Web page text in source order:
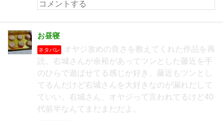
お昼寝
ネタバレ
オヤジ攻めの良さを教えてくれた作品を再
読。右城さんが余裕があってツンとした藤近を手
のひらで遊ばせてる感じが好き。藤近もツンとし
てるんだけど右城さんを大好きなのが漏れだして
ていい。右城さん、オヤジって言われてるけど40
代前半なんてまだまだだよ。